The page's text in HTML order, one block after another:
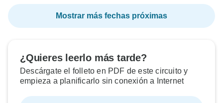
Mostrar más fechas próximas
¿Quieres leerlo más tarde?
Descárgate el folleto en PDF de este circuito y
empieza a planificarlo sin conexión a Internet